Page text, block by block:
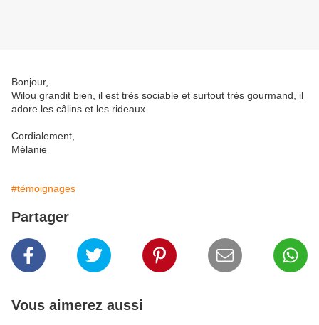
Bonjour,
Wilou grandit bien, il est très sociable et surtout très gourmand, il
adore les câlins et les rideaux.
Cordialement,
Mélanie
#témoignages
Partager
Vous aimerez aussi